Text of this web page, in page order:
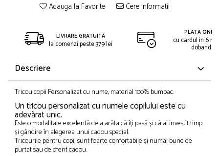
Adauga la Favorite Cere informatii
LIVRARE GRATUITA
la comenzi peste 379 lei
PLATA
cu cardul in 6
dobanda
Descriere
Tricou copii Personalizat cu nume, material 100% bumbac.
Un tricou personalizat cu numele copilului este cu
adevărat unic.
Este o modalitate excelentă de a arăta că îți pasă și că ai investit timp
și gândire în alegerea unui cadou special.
Tricourile pentru copii sunt foarte confortabile și numai bune de
purtat sau de oferit cadou.